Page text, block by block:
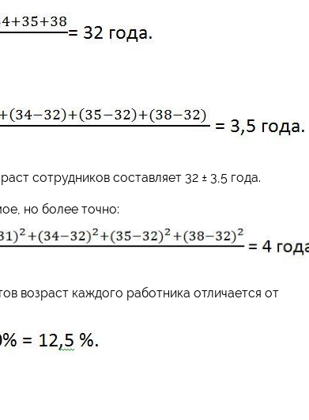
сотрудников составляет 32 ± 3,5 года.
но более точно:
возраст каждого работника отличается от